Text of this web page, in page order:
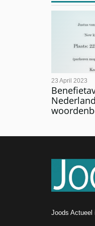
23 April 2023
Joods Actueel